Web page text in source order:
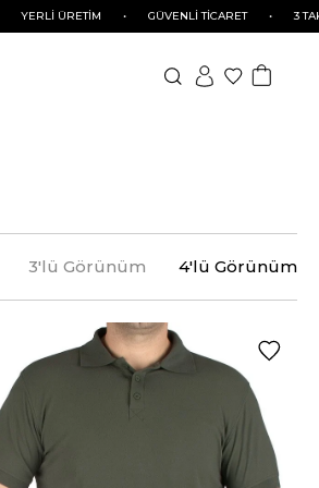
• GÜVENLİ TİCARET • 3 TAKSİT İMKANI •